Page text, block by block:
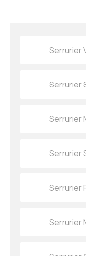
Serrurier
Serrurier
Serrurier
Serrurier
Serrurier
Serrurier